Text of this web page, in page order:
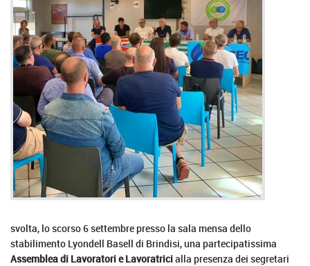
svolta, lo scorso 6 settembre presso la sala mensa dello
stabilimento Lyondell Basell di Brindisi, una partecipatissima
Assemblea di Lavoratori e Lavoratricialla presenza dei segretari